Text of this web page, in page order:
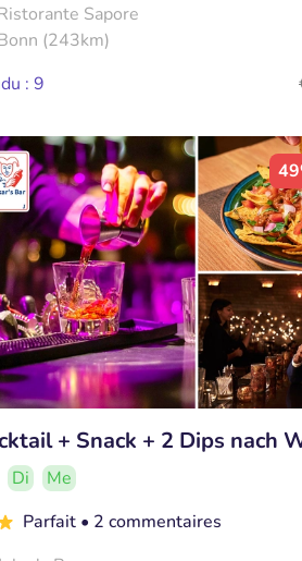
Sapore
(243km)
: 9
+ Snack + 2 Dips nach
Di
Me
Parfait • 2 commentaires